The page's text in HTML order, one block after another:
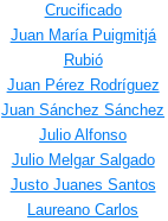
Crucificado
Juan María Puigmitjá
Rubió
Juan Pérez Rodríguez
Juan Sánchez Sánchez
Julio Alfonso
Julio Melgar Salgado
Justo Juanes Santos
Laureano Carlos